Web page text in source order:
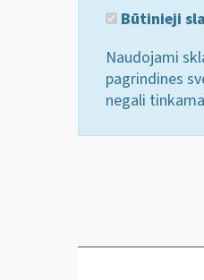
Būtinieji
Naudojami
pagrindines
negali